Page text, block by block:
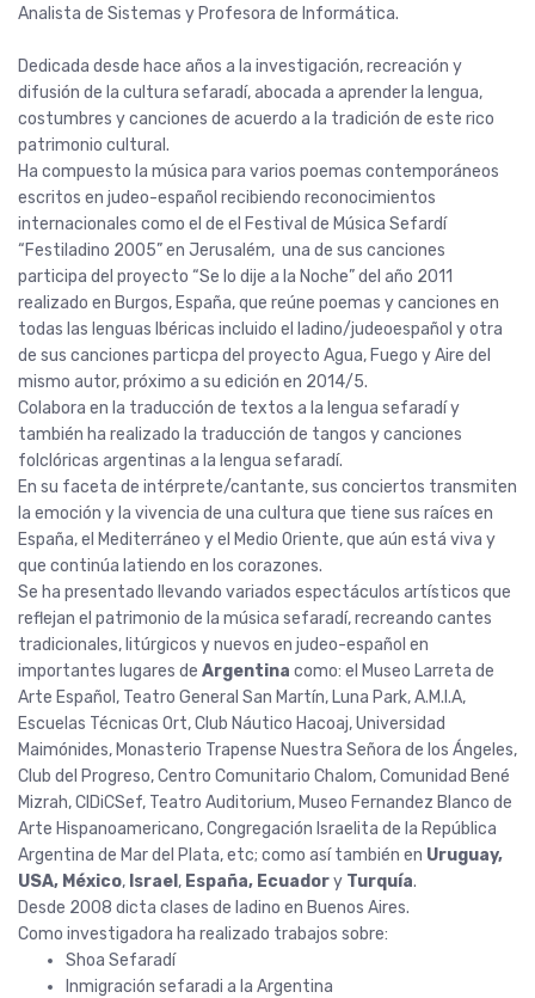
Analista de Sistemas y Profesora de Informática.
Dedicada desde hace años a la investigación, recreación y
difusión de la cultura sefaradí, abocada a aprender la lengua,
costumbres y canciones de acuerdo a la tradición de este rico
patrimonio cultural.
Ha compuesto la música para varios poemas contemporáneos
escritos en judeo-español recibiendo reconocimientos
internacionales como el de el Festival de Música Sefardí
“Festiladino 2005” en Jerusalém, una de sus canciones
participa del proyecto “Se lo dije a la Noche” del año 2011
realizado en Burgos, España, que reúne poemas y canciones en
todas las lenguas Ibéricas incluido el ladino/judeoespañol y otra
de sus canciones particpa del proyecto Agua, Fuego y Aire del
mismo autor, próximo a su edición en 2014/5.
Colabora en la traducción de textos a la lengua sefaradí y
también ha realizado la traducción de tangos y canciones
folclóricas argentinas a la lengua sefaradí.
En su faceta de intérprete/cantante, sus conciertos transmiten
la emoción y la vivencia de una cultura que tiene sus raíces en
España, el Mediterráneo y el Medio Oriente, que aún está viva y
que continúa latiendo en los corazones.
Se ha presentado llevando variados espectáculos artísticos que
reflejan el patrimonio de la música sefaradí, recreando cantes
tradicionales, litúrgicos y nuevos en judeo-español en
importantes lugares de Argentina como: el Museo Larreta de
Arte Español, Teatro General San Martín, Luna Park, A.M.I.A,
Escuelas Técnicas Ort, Club Náutico Hacoaj, Universidad
Maimónides, Monasterio Trapense Nuestra Señora de los Ángeles,
Club del Progreso, Centro Comunitario Chalom, Comunidad Bené
Mizrah, CIDiCSef, Teatro Auditorium, Museo Fernandez Blanco de
Arte Hispanoamericano, Congregación Israelita de la República
Argentina de Mar del Plata, etc; como así también en Uruguay,
USA, México, Israel , España, Ecuadory Turquía.
Desde 2008 dicta clases de ladino en Buenos Aires.
Como investigadora ha realizado trabajos sobre:
Shoa Sefaradí
Inmigración sefaradi a la Argentina